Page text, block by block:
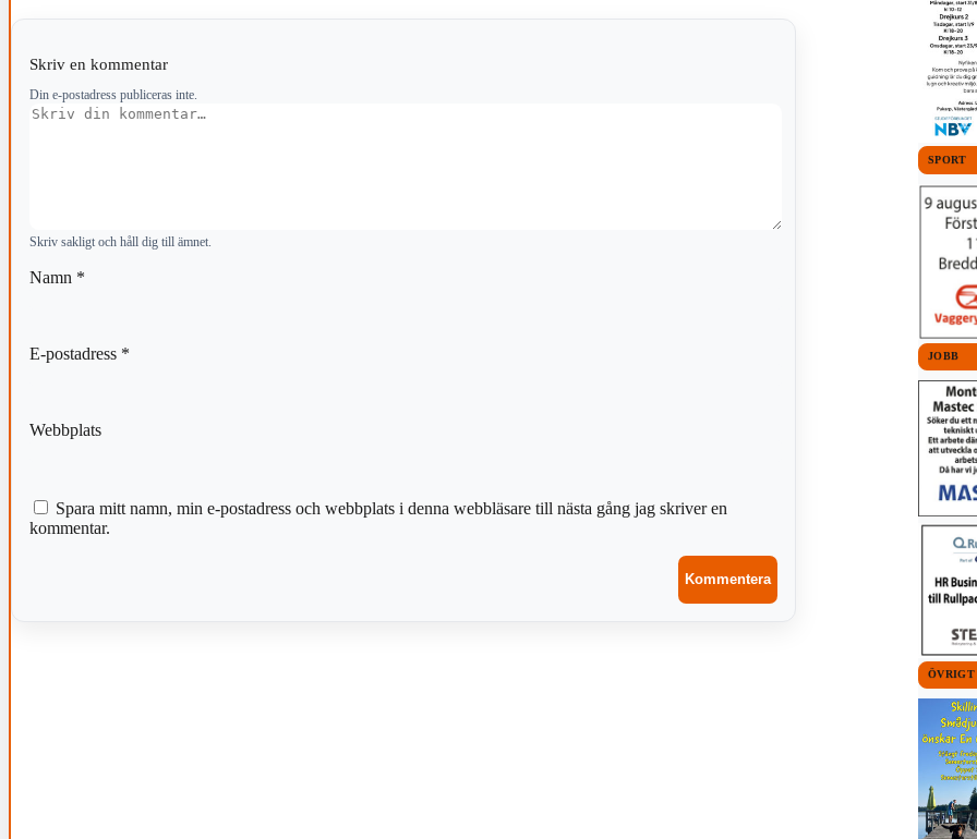
Skriv en kommentar
Din e-postadress publiceras inte.
Kommentar
Skriv sakligt och håll dig till ämnet.
Namn *
E-postadress *
Webbplats
Spara mitt namn, min e-postadress och webbplats i denna webbläsare till nästa gång jag skriver en
kommentar.
SPORT
JOBB
ÖVRIGT